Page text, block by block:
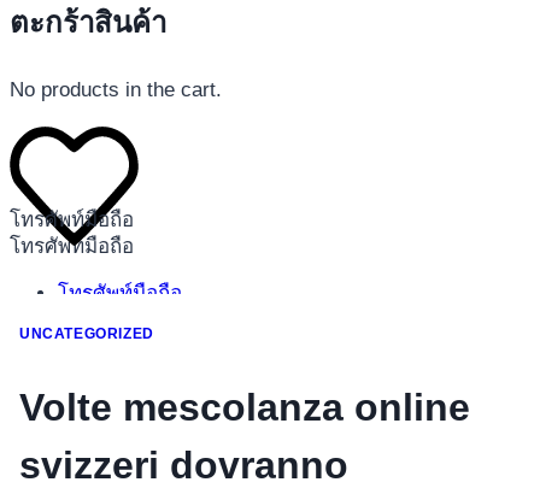
โทรศัพท์มือถือ
โทรศัพท์มือถือ
โทรศัพท์มือถือ
อุปกรณ์เสริมโทรศัพท์
ตะกร้าสินค้า
No products in the cart.
UNCATEGORIZED
Volte mescolanza online
svizzeri dovranno